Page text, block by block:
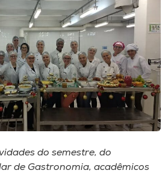
do semestre, do
de Gastronomia, acadêmicos